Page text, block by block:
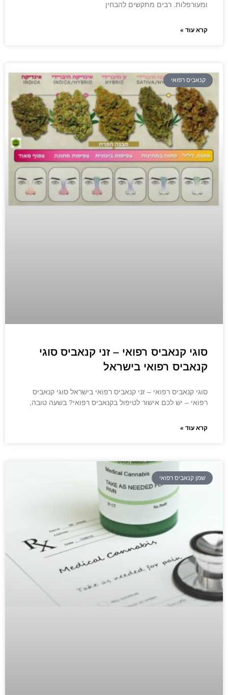
ומעורפלות. רבים מתקשים להבחין
קרא עוד »
קנאביס רפואי
סוגי קנאביס רפואי – זני קנאביס סוגי
קנאביס רפואי בישראל
סוגי קנאביס רפואי – זני קנאביס רפואי בישראל סוגי קנאביס
רפואי – יש לכם אישור לטיפול בקנאביס רפואי? בשעה טובה,
קרא עוד »
שמן קנאביס רפואי